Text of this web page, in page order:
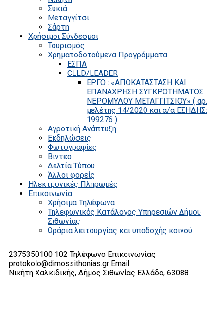
Συκιά
Μεταγγίτσι
Σάρτη
Χρήσιμοι Σύνδεσμοι
Τουρισμός
Χρηματοδοτούμενα Προγράμματα
ΕΣΠΑ
CLLD/LEADER
ΕΡΓΟ : «ΑΠΟΚΑΤΑΣΤΑΣΗ ΚΑΙ
ΕΠΑΝΑΧΡΗΣΗ ΣΥΓΚΡΟΤΗΜΑΤΟΣ
ΝΕΡΟΜΥΛΟΥ ΜΕΤΑΓΓΙΤΣΙΟΥ» ( αρ.
μελέτης 14/2020 και α/α ΕΣΗΔΗΣ:
199276 )
Αγροτική Ανάπτυξη
Εκδηλώσεις
Φωτογραφίες
Βίντεο
Δελτία Τύπου
Άλλοι φορείς
Ηλεκτρονικές Πληρωμές
Επικοινωνία
Χρήσιμα Τηλέφωνα
Τηλεφωνικός Κατάλογος Υπηρεσιών Δήμου
Σιθωνίας
Ωράρια λειτουργίας και υποδοχής κοινού
2375350100 102 Τηλέφωνο Επικοινωνίας
protokolo@dimossithonias.gr Email
Νικήτη Χαλκιδικής, Δήμος Σιθωνίας Ελλάδα, 63088